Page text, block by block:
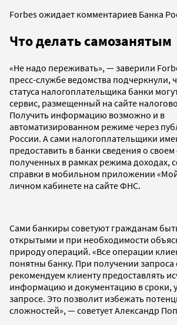
Forbes ожидает комментариев Банка
Что делать самозанятым
«Не надо переживать», — заверили
пресс-службе ведомства подчеркнули,
статуса налогоплательщика банки
сервис, размещенный на сайте
Получить информацию возможно и в
автоматизированном режиме через
России. А сами налогоплательщики
предоставить в банки сведения о своем
полученных в рамках режима доходах,
справки в мобильном приложении
личном кабинете на сайте ФНС.
Сами банкиры советуют гражданам
открытыми и при необходимости
природу операций. «Все операции
понятны банку. При получении запроса
рекомендуем клиенту предоставлять
информацию и документацию в сроки,
запросе. Это позволит избежать
сложностей», — советует Александр